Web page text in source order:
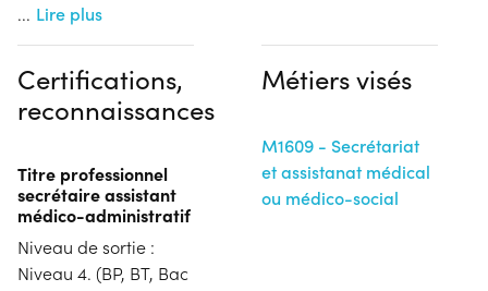
... Lire plus
Certifications,
reconnaissances
Titre professionnel
secrétaire assistant
médico-administratif
Niveau de sortie :
Niveau 4. (BP, BT, Bac
Métiers visés
M1609 - Secrétariat
et assistanat médical
ou médico-social